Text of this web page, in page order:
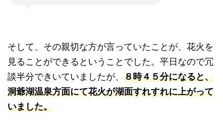
そして、その親切な方が言っていたことが、花火を
見ることができるということでした。平日なので冗
談半分できいていましたが、 ８時４５分になると、
洞爺湖温泉方面にて花火が湖面すれすれに上がって
いました。